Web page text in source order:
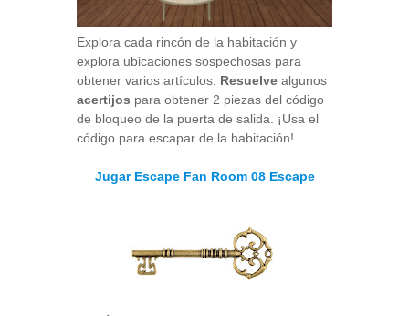
Explora cada rincón de la habitación y
explora ubicaciones sospechosas para
obtener varios artículos. Resuelve algunos
acertijos para obtener 2 piezas del código
de bloqueo de la puerta de salida. ¡Usa el
código para escapar de la habitación!
Jugar Escape Fan Room 08 Escape